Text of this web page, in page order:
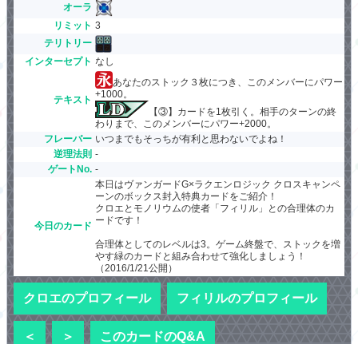
オーラ
リミット 3
テリトリー
インターセプト なし
テキスト
あなたのストック３枚につき、このメンバーにパワー
+1000。
【③】カードを1枚引く。相手のターンの終
わりまで、このメンバーにパワー+2000。
フレーバー いつまでもそっちが有利と思わないでよね！
逆理法則 -
ゲートNo. -
今日のカード
本日はヴァンガードG×ラクエンロジック クロスキャンペ
ーンのボックス封入特典カードをご紹介！
クロエとモノリウムの使者「フィリル」との合理体のカ
ードです！
合理体としてのレベルは3。ゲーム終盤で、ストックを増
やす緑のカードと組み合わせて強化しましょう！
（2016/1/21公開）
クロエのプロフィール フィリルのプロフィール
＜ ＞ このカードのQ&A